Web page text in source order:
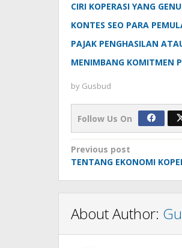
CIRI KOPERASI YANG
KONTES SEO PARA
PAJAK PENGHASILAN
MENIMBANG KOMITMEN
by Gusbud
Follow Us On
Post
navigation
Previous post
TENTANG EKONOMI
About Author: